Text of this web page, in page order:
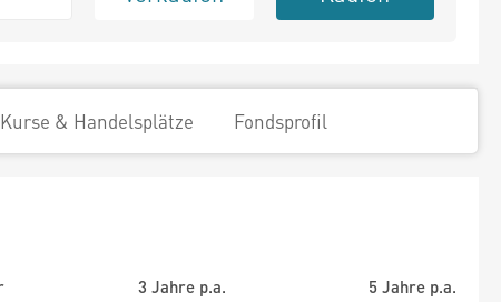
Kurse & Handelsplätze Fondsprofil
3 Jahre p.a.
5 Jahre p.a.